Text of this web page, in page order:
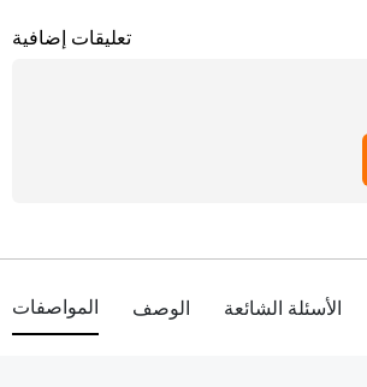
تعليقات إضافية
المواصفات الوصف الأسئلة الشائعة